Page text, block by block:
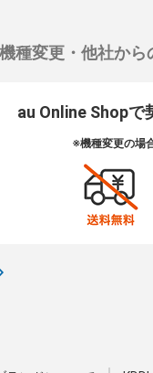
機種変更・他社から
au Online Shopで
※機種変更の場